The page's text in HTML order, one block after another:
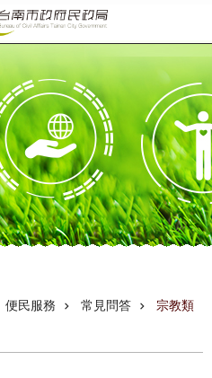
便民服務 常見問答 宗教類